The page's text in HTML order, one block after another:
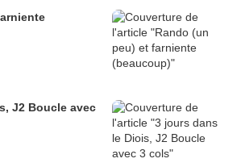
J2 Boucle avec